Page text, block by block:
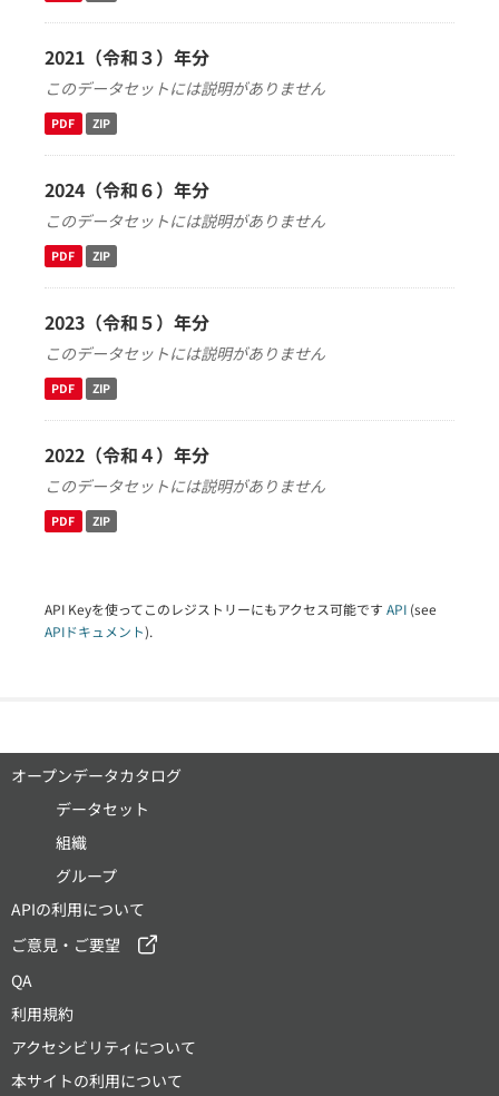
2021（令和３）年分
このデータセットには説明がありません
PDF ZIP
2024（令和６）年分
このデータセットには説明がありません
PDF ZIP
2023（令和５）年分
このデータセットには説明がありません
PDF ZIP
2022（令和４）年分
このデータセットには説明がありません
PDF ZIP
API Keyを使ってこのレジストリーにもアクセス可能です API (see
APIドキュメント).
オープンデータカタログ
データセット
組織
グループ
APIの利用について
ご意見・ご要望
QA
利用規約
アクセシビリティについて
本サイトの利用について